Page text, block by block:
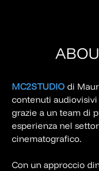
MC2STUDIO di
contenuti
grazie a un team di
esperienza nel
cinematografico.
Con un approccio